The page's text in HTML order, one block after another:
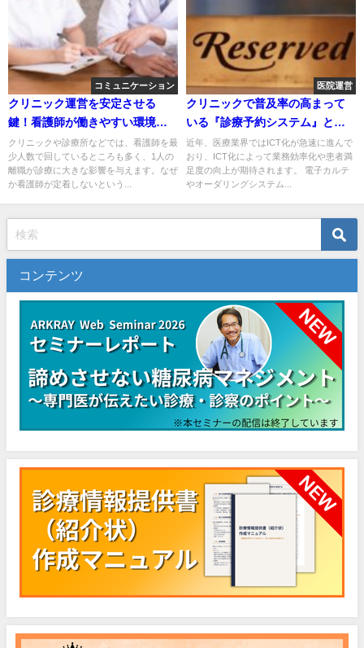
コミュニケーション
クリニック運営を安定させる
鍵！看護師が働きやすい環境と
は？
クリニックや診療所などでは、看護師を最
少人数で回しているところも多く、1人の
離職が診療に大きな影響を与えます。なぜ
か看護師が定着しないという...
医院運営
クリニックで普及率の高まって
いる『診療予約システム』と
は？
近年、医療業界ではICT化が急速に進んで
おり、ICT化によって業務効率化や患者満
足度の向上が期待されます。 電子カルテ
やオーダリングシステム...
コンテンツ